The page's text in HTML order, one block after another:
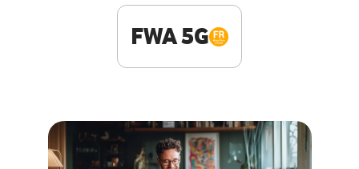
FWA 5G